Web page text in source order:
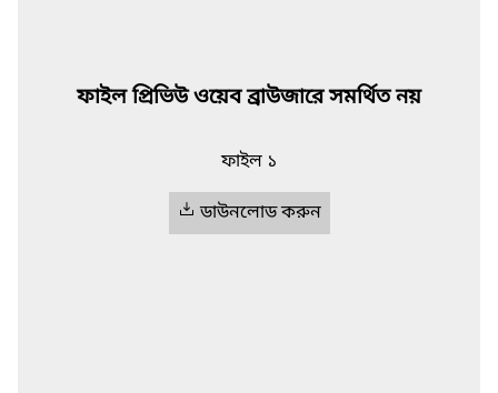
ফাইল প্রিভিউ ওয়েব ব্রাউজারে সমর্থিত নয়
ফাইল ১
ডাউনলোড করুন